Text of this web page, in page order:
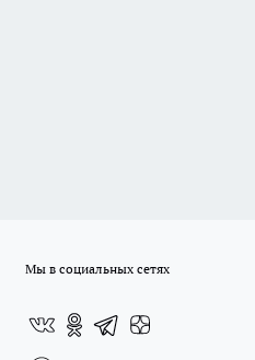
Мы в социальных сетях